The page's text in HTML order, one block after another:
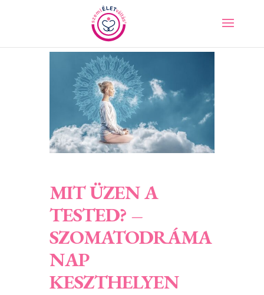
MIT ÜZEN A
TESTED? –
SZOMATODRÁMA
NAP
KESZTHELYEN